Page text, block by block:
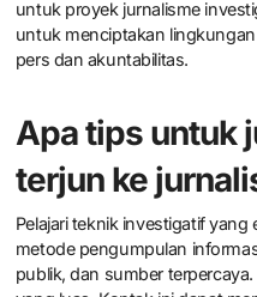
diambil untuk
investigatif di
melalui beberapa langkah.
jurnalis untuk keterampilan
perlindungan hukum bagi
takut. Ketiga, mendorong
informasi publik. Keempat,
dan organisasi masyarakat
untuk proyek jurnalisme